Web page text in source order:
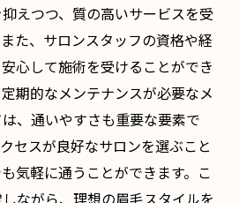
えつつ、質の高いサービスを受
た、サロンスタッフの資格や経
心して施術を受けることができ
期的なメンテナンスが必要なメ
、通いやすさも重要な要素で
セスが良好なサロンを選ぶこと
気軽に通うことができます。こ
ながら、理想の眉毛スタイルを